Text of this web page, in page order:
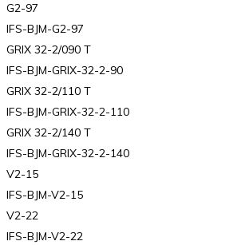
G2-97
IFS-BJM-G2-97
GRIX 32-2/090 T
IFS-BJM-GRIX-32-2-90
GRIX 32-2/110 T
IFS-BJM-GRIX-32-2-110
GRIX 32-2/140 T
IFS-BJM-GRIX-32-2-140
V2-15
IFS-BJM-V2-15
V2-22
IFS-BJM-V2-22